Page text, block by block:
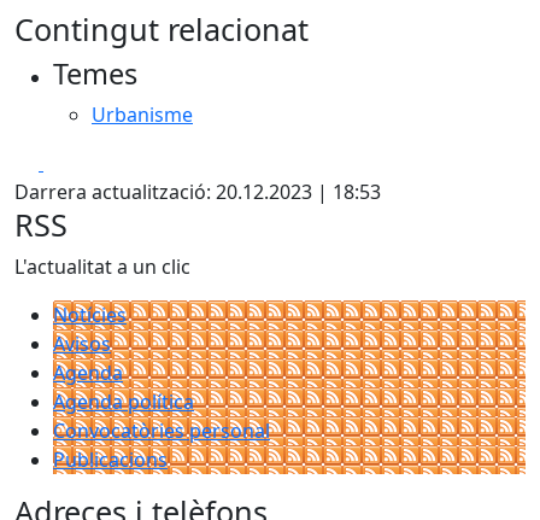
Contingut relacionat
Temes
Urbanisme
Darrera actualització: 20.12.2023 | 18:53
RSS
L'actualitat a un clic
Notícies
Avisos
Agenda
Agenda política
Convocatòries personal
Publicacions
Adreces i telèfons